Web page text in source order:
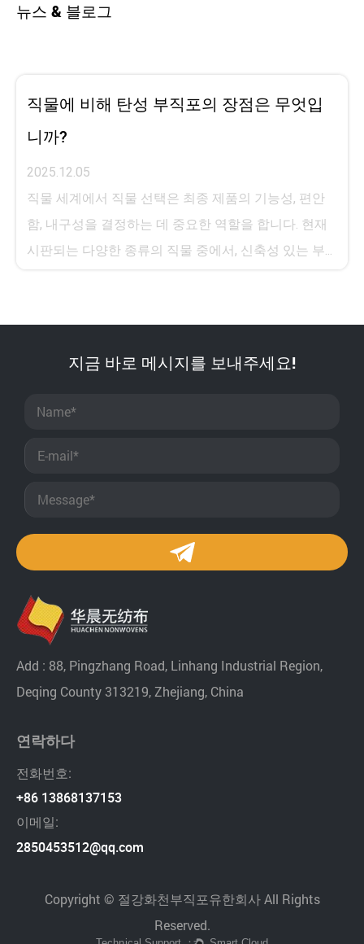
뉴스 & 블로그
직물에 비해 탄성 부직포의 장점은 무엇입
니까?
2025.12.05
직물 세계에서 직물 선택은 최종 제품의 기능성, 편안
함, 내구성을 결정하는 데 중요한 역할을 합니다. 현재
시판되는 다양한 종류의 직물 중에서, 신축성 있는 부...
지금 바로 메시지를 보내주세요!
Add : 88, Pingzhang Road, Linhang Industrial Region,
Deqing County 313219, Zhejiang, China
연락하다
전화번호:
+86 13868137153
이메일:
2850453512@qq.com
Copyright © 절강화천부직포유한회사 All Rights
Reserved.